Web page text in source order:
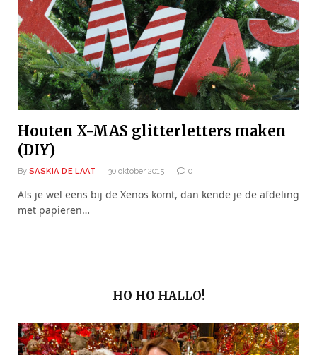
Houten X-MAS glitterletters maken
(DIY)
By SASKIA DE LAAT 30 oktober 2015 0
Als je wel eens bij de Xenos komt, dan kende je de afdeling
met papieren…
HO HO HALLO!